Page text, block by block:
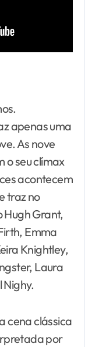
apenas uma
As nove
o seu clímax
acontecem
traz no
Hugh Grant,
Emma
Knightley,
Laura
Nighy.
cena clássica
por